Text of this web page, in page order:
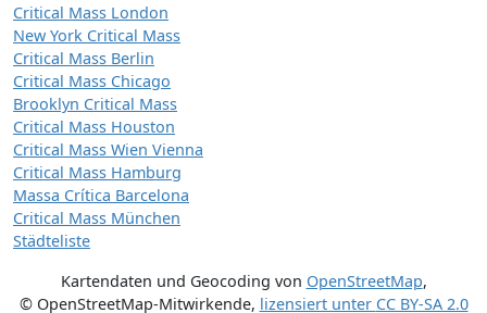
Critical Mass London
New York Critical Mass
Critical Mass Berlin
Critical Mass Chicago
Brooklyn Critical Mass
Critical Mass Houston
Critical Mass Wien Vienna
Critical Mass Hamburg
Massa Crítica Barcelona
Critical Mass München
Städteliste
Kartendaten und Geocoding von OpenStreetMap,
© OpenStreetMap-Mitwirkende, lizensiert unter CC BY-SA 2.0